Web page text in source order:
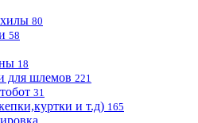
80
58
18
для шлемов 221
31
и т.д) 165